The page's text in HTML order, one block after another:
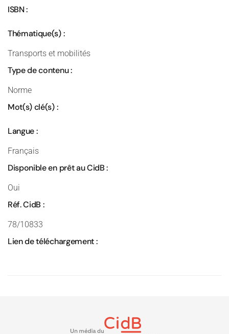
ISBN :
Thématique(s) :
Transports et mobilités
Type de contenu :
Norme
Mot(s) clé(s) :
Langue :
Français
Disponible en prêt au CidB :
Oui
Réf. CidB :
78/10833
Lien de téléchargement :